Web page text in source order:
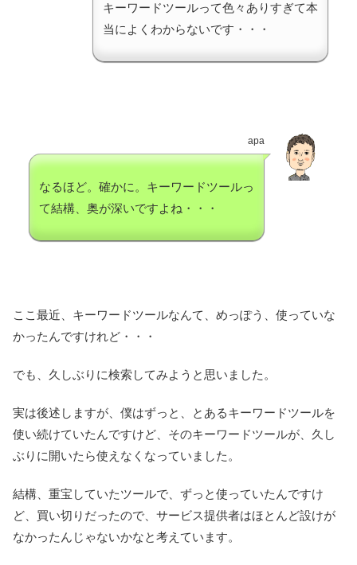
キーワードツールって色々ありすぎて本
当によくわからないです・・・
apa
なるほど。確かに。キーワードツールっ
て結構、奥が深いですよね・・・
ここ最近、キーワードツールなんて、めっぽう、使っていな
かったんですけれど・・・
でも、久しぶりに検索してみようと思いました。
実は後述しますが、僕はずっと、とあるキーワードツールを
使い続けていたんですけど、そのキーワードツールが、久し
ぶりに開いたら使えなくなっていました。
結構、重宝していたツールで、ずっと使っていたんですけ
ど、買い切りだったので、サービス提供者はほとんど設けが
なかったんじゃないかなと考えています。